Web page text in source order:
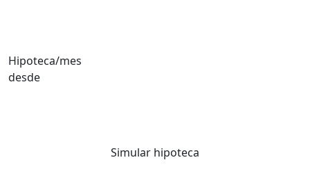
Hipoteca/mes
desde
Simular hipoteca